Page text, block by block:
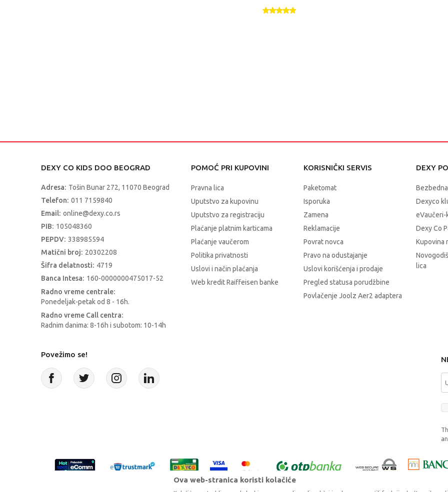
DEXY CO KIDS DOO BEOGRAD
Adresa: Tošin Bunar 272, 11070 Beograd
Telefon: 011 7159840
Email: online@dexy.co.rs
PIB: 105048360
PEPDV: 338985594
Matični broj: 20302208
Šifra delatnosti: 4719
Banca Intesa: 160-0000000475017-52
Radno vreme centrale:
Ponedeljak-petak od 8 - 16h.
Radno vreme Call centra:
Radnim danima: 8-16h i subotom: 10-14h
POMOĆ PRI KUPOVINI
Pravna lica
Uputstvo za kupovinu
Uputstvo za registraciju
Plaćanje platnim karticama
Plaćanje vaučerom
Politika privatnosti
Uslovi i način plaćanja
Web kredit Raiffeisen banke
KORISNIČKI SERVIS
Paketomat
Isporuka
Zamena
Reklamacije
Povrat novca
Pravo na odustajanje
Uslovi korišćenja i prodaje
Pregled statusa porudžbine
Povlačenje Joolz Aer2 adaptera
DEXY
Dexyco
Dexy Co
Kupovina
lica
Povežimo se!
Ova web-stranica koristi kolačiće